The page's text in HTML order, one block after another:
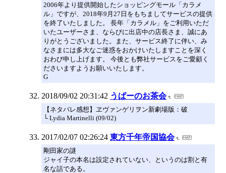
2006年より提供開始したショッピングモール「カラメ
ル」ですが、2018年9月27日をもちましてサービスの提供
を終了いたしました。 長年「カラメル」をご利用いただ
いたユーザーさま、ならびに出店中の店長さま、誠にあ
りがとうございました。また、サービス終了に伴い、み
なさまには多大なご迷惑をおかけいたしますことを深く
おわび申し上げます。 今後とも弊社サービスをご愛顧く
ださいますようお願いいたします。
G
2018/09/02 20:31:42 うぱーのお茶会
【ネタバレ感想】ヱヴァンゲリヲン新劇場版：破
└ Lydia Martinelli (09/02)
2017/02/07 02:26:24 東方千年帝国協会
剛田家の謎
ジャイ子の本名は設定されていない、というのは割と有
名な話である。